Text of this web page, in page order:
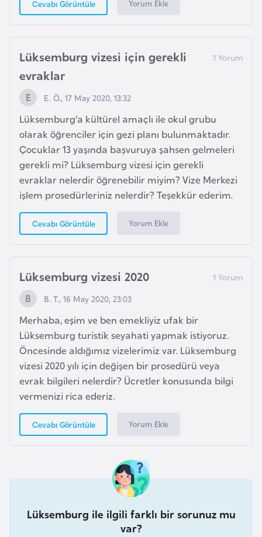
Cevabı Görüntüle Yorum Ekle
Lüksemburg vizesi için gerekli
evraklar
E. Ö., 17 May 2020, 13:32
Lüksemburg’a kültürel amaçlı ile okul grubu
olarak öğrenciler için gezi planı bulunmaktadır.
Çocuklar 13 yaşında başvuruya şahsen gelmeleri
gerekli mi? Lüksemburg vizesi için gerekli
evraklar nelerdir öğrenebilir miyim? Vize Merkezi
işlem prosedürleriniz nelerdir? Teşekkür ederim.
Cevabı Görüntüle Yorum Ekle
Lüksemburg vizesi 2020
B. T., 16 May 2020, 23:03
Merhaba, eşim ve ben emekliyiz ufak bir
Lüksemburg turistik seyahati yapmak istiyoruz.
Öncesinde aldığımız vizelerimiz var. Lüksemburg
vizesi 2020 yılı için değişen bir prosedürü veya
evrak bilgileri nelerdir? Ücretler konusunda bilgi
vermenizi rica ederiz.
Cevabı Görüntüle Yorum Ekle
Lüksemburg ile ilgili farklı bir sorunuz mu
var?
m
e
n
i
s
a
n
E
s
t
o
n
a
E
t
i
y
o
p
y
a
F
i
l